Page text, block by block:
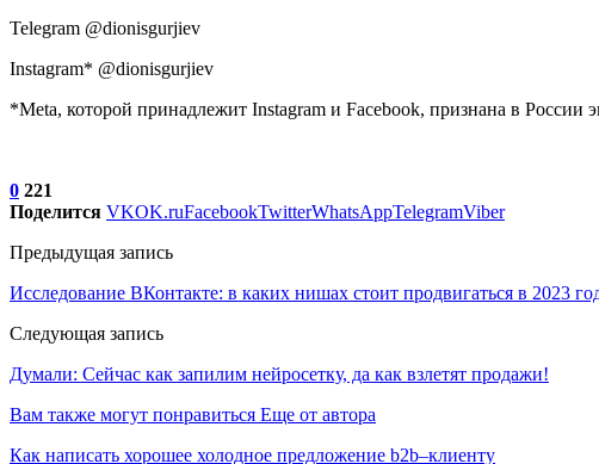
Telegram @dionisgurjiev
Instagram* @dionisgurjiev
*Meta, которой принадлежит Instagram и Facebook, признана в России
0 221
Поделится VKOK.ruFacebookTwitterWhatsAppTelegramViber
Предыдущая запись
Исследование ВКонтакте: в каких нишах стоит продвигаться в 2023
Следующая запись
Думали: Сейчас как запилим нейросетку, да как взлетят продажи!
Вам также могут понравиться Еще от автора
Как написать хорошее холодное предложение b2b–клиенту